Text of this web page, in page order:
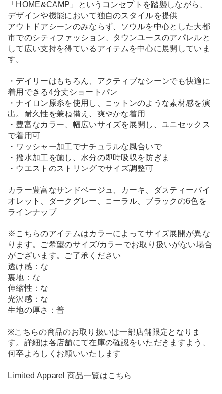
「HOME&CAMP」というコンセプトを踏襲しながら、
デザインや機能において独自のスタイルを提供
アウトドアシーンのみならず、ソウルを中心とした大都
市でのシティファッション、タウンユースのアパレルと
して広い支持を得ているアイテムを中心に展開していま
す。
・デイリーはもちろん、アクティブなシーンでも快適に
着用できる4分丈ショートパン
・ナイロン原糸を使用し、コットンのような素材感を演
出。耐久性を兼ね備え、爽やかな着用
・豊富なカラー、幅広いサイズを展開し、ユニセックス
で着用可
・ワッシャー加工でナチュラルな風合いで
・撥水加工を施し、水分の即時吸収を防ぎま
・ウエストのストリングでサイズ調整可
カラー豊富なサンドベージュ、カーキ、ダスティーバイ
オレット、ダークグレー、コーラル、ブラックの6色を
ラインナップ
※こちらのアイテムはカラーによってサイズ展開が異な
ります。ご希望のサイズ/カラーでお取り扱いがない場合
がございます。ご了承ください
透け感：な
裏地：な
伸縮性：な
光沢感：な
生地の厚さ：普
※こちらの商品のお取り扱いは一部店舗限定となりま
す。詳細は各店舗にて在庫の確認をいただきますよう、
何卒よろしくお願いいたします
Limited Apparel 商品一覧はこちら